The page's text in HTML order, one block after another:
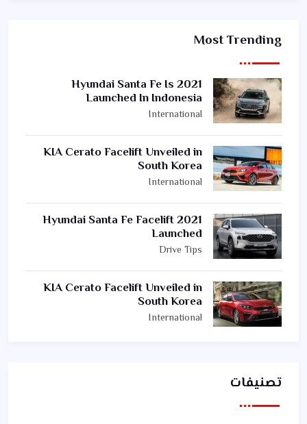
Most Trending
2021 Hyundai Santa Fe Is
Launched In Indonesia
International
KIA Cerato Facelift Unveiled in
South Korea
International
2021 Hyundai Santa Fe Facelift
Launched
Drive Tips
KIA Cerato Facelift Unveiled in
South Korea
International
تصنيفات